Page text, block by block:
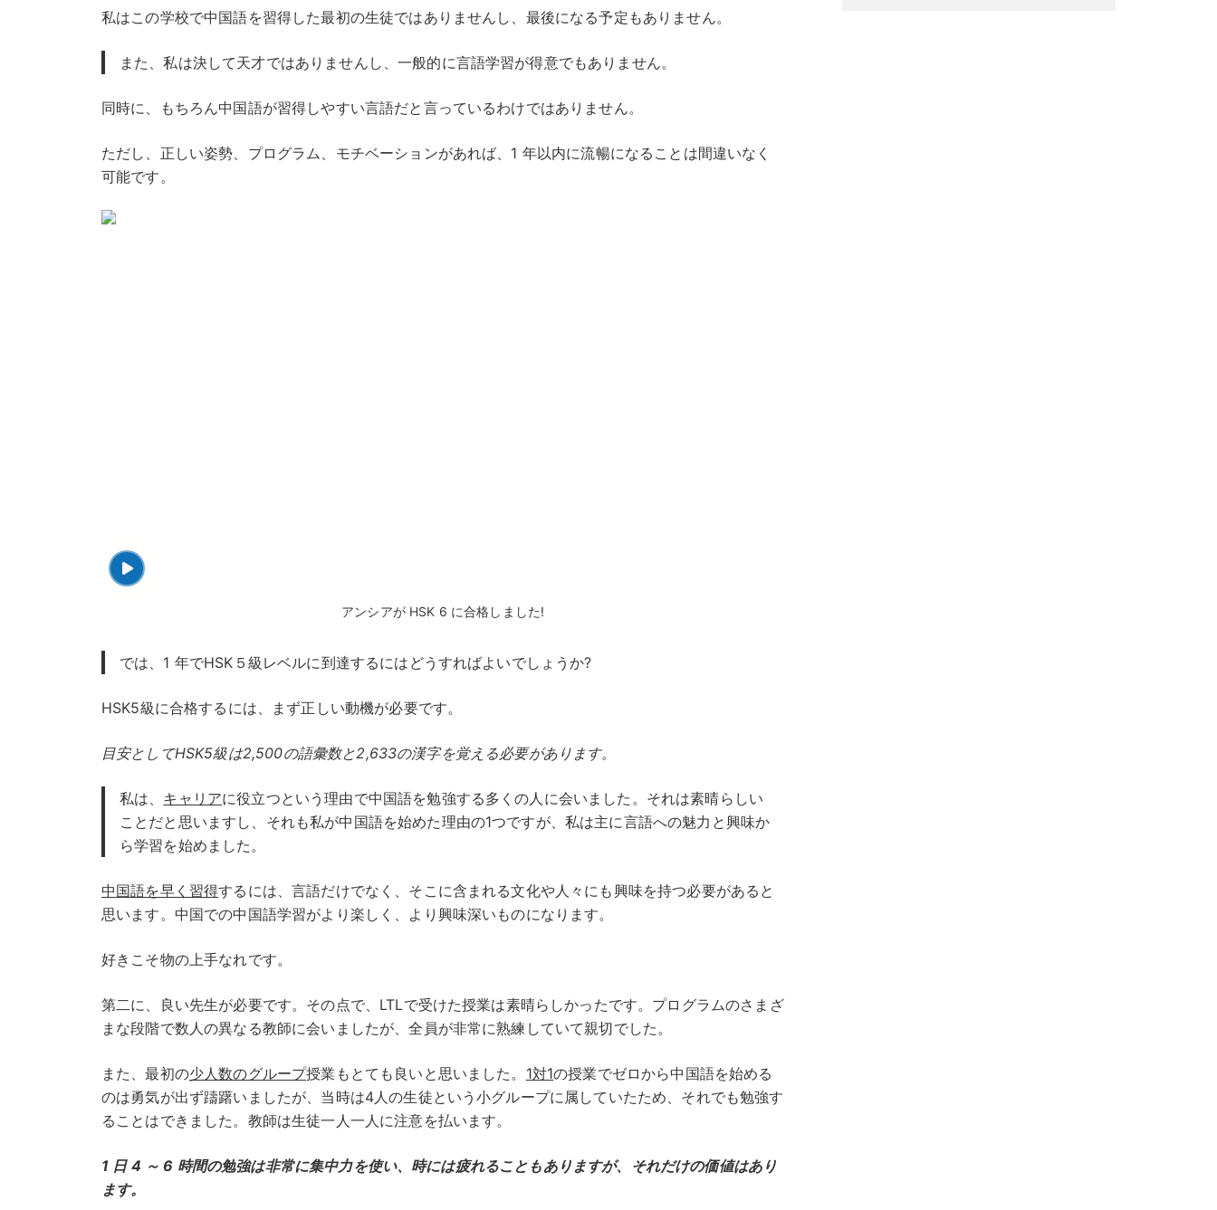
私はこの学校で中国語を習得した最初の生徒ではありませんし、最後になる予定もありません。
また、私は決して天才ではありませんし、一般的に言語学習が得意でもありません。
同時に、もちろん中国語が習得しやすい言語だと言っているわけではありません。
ただし、正しい姿勢、プログラム、モチベーションがあれば、1 年以内に流暢になることは間違いなく
可能です。
アンシアが HSK 6 に合格しました!
では、1 年でHSK５級レベルに到達するにはどうすればよいでしょうか?
HSK5級に合格するには、まず正しい動機が必要です。
目安としてHSK5級は2,500の語彙数と2,633の漢字を覚える必要があります。
私は、 キャリアに役立つという理由で中国語を勉強する多くの人に会いました。それは素晴らしい
ことだと思いますし、それも私が中国語を始めた理由の1つですが、私は主に言語への魅力と興味か
ら学習を始めました。
中国語を早く習得するには、言語だけでなく、そこに含まれる文化や人々にも興味を持つ必要があると
思います。中国での中国語学習がより楽しく、より興味深いものになります。
好きこそ物の上手なれです。
第二に、良い先生が必要です。その点で、LTLで受けた授業は素晴らしかったです。プログラムのさまざ
まな段階で数人の異なる教師に会いましたが、全員が非常に熟練していて親切でした。
また、最初の少人数のグループ授業もとても良いと思いました。 1対1の授業でゼロから中国語を始める
のは勇気が出ず躊躇いましたが、当時は4人の生徒という小グループに属していたため、それでも勉強す
ることはできました。教師は生徒一人一人に注意を払います。
1 日 4 ～ 6 時間の勉強は非常に集中力を使い、時には疲れることもありますが、それだけの価値はあり
ます。